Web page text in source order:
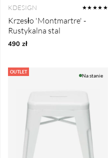
KDESIGN ★★★★★
Krzesło 'Montmartre' -
Rustykalna stal
490 zł
OUTLET
Na stanie